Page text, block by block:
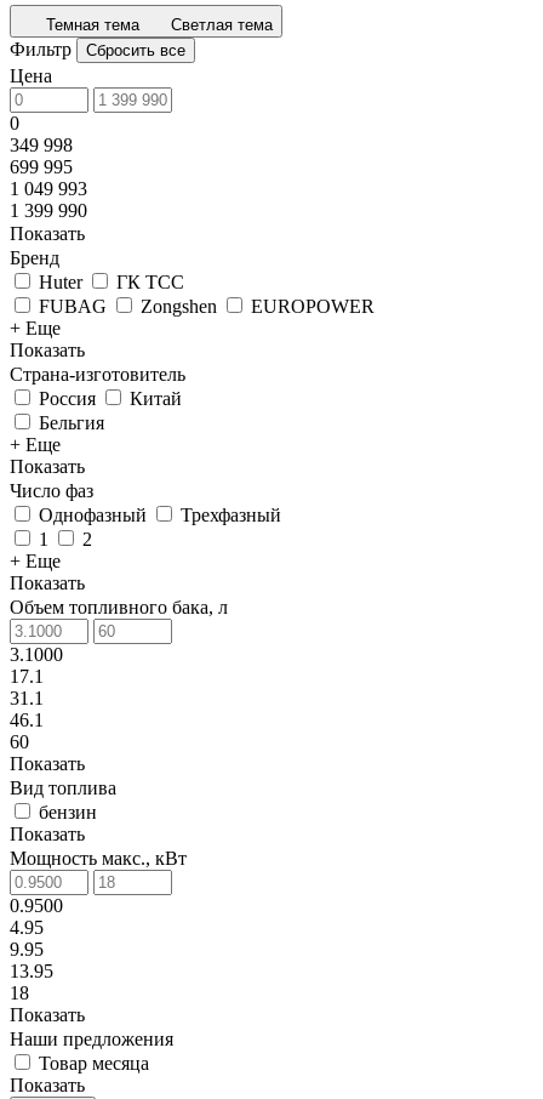
Темная тема Светлая тема
Фильтр Сбросить все
Цена
0
349 998
699 995
1 049 993
1 399 990
Показать
Бренд
Huter
ГК ТСС
FUBAG
Zongshen
EUROPOWER
+ Еще
Показать
Страна-изготовитель
Россия
Китай
Бельгия
+ Еще
Показать
Число фаз
Однофазный
Трехфазный
1
2
+ Еще
Показать
Объем топливного бака, л
3.1000
17.1
31.1
46.1
60
Показать
Вид топлива
бензин
Показать
Мощность макс., кВт
0.9500
4.95
9.95
13.95
18
Показать
Наши предложения
Товар месяца
Показать